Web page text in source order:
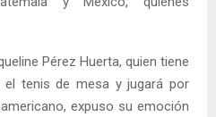
Pérez Huerta, quien tiene
tenis de mesa y jugará por
expuso su emoción